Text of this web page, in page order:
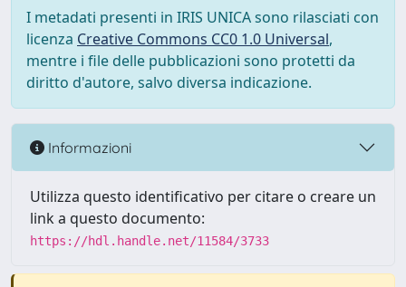
I metadati presenti in IRIS UNICA sono rilasciati con
licenza Creative Commons CC0 1.0 Universal,
mentre i file delle pubblicazioni sono protetti da
diritto d'autore, salvo diversa indicazione.
Informazioni
Utilizza questo identificativo per citare o creare un
link a questo documento:
https://hdl.handle.net/11584/3733